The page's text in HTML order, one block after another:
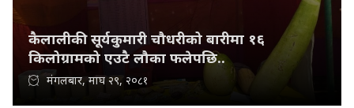
कैलालीकी सूर्यकुमारी चौधरीको बारीमा १६
किलोग्रामको एउटै लौका फलेपछि..
मंगलबार, माघ २९, २०८१